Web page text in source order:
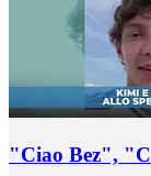
"Ciao Bez",